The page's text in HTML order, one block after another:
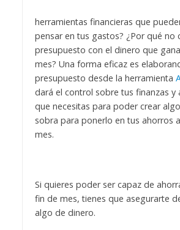
herramientas financieras que
pensar en tus gastos? ¿Por qué no
presupuesto con el dinero que
mes? Una forma eficaz es
presupuesto desde la herramienta
dará el control sobre tus finanzas y
que necesitas para poder crear
sobra para ponerlo en tus ahorros
mes.
Si quieres poder ser capaz de
fin de mes, tienes que asegurarte
algo de dinero.